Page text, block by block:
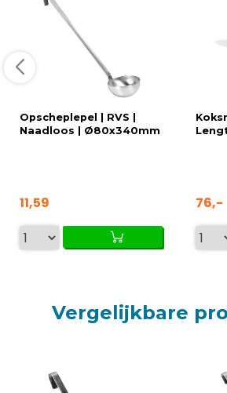
Opscheplepel | RVS |
Naadloos | Ø80x340mm
11,59 76,-
Vergelijkbare